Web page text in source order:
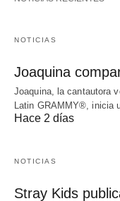
NOTICIAS
Joaquina
Joaquina, la cantautora
Latin GRAMMY®, inicia
Hace 2 días
NOTICIAS
Stray Kids